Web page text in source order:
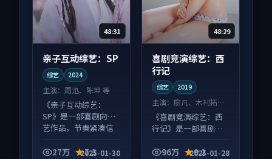
48:31
亲子互动综艺：SP
综艺 2024
主演： 周迅、陈坤 等
《亲子互动综艺：
SP》是一部喜剧向综
艺作品，节奏紧凑信
追看。
27万 7.3
2025-01-30
48:29
喜剧竞演综艺：西
行记
综艺 2019
主演：廖凡、木村拓哉
等
《喜剧竞演综艺：西
行记》是一部喜剧向
层层推进，尾声常有
96万 9.2
2025-01-28